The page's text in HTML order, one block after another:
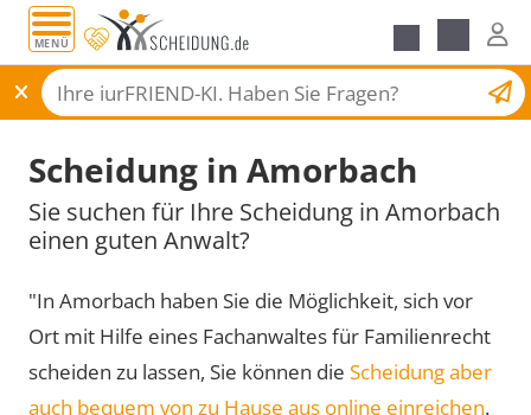
MENÜ
Scheidungsantrag
Scheidung in Amorbach
Sie suchen für Ihre Scheidung in Amorbach
einen guten Anwalt?
"In Amorbach haben Sie die Möglichkeit, sich vor
Ort mit Hilfe eines Fachanwaltes für Familienrecht
scheiden zu lassen, Sie können die Scheidung aber
auch bequem von zu Hause aus online einreichen.